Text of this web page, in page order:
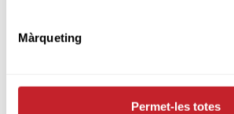
Màrqueting
Permet-les totes
Golf Costa Daurada